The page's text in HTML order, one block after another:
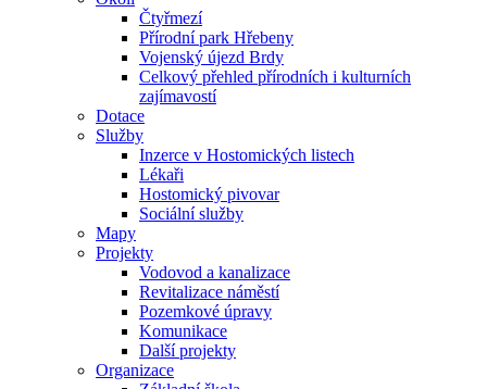
Čtyřmezí
Přírodní park Hřebeny
Vojenský újezd Brdy
Celkový přehled přírodních i kulturních
zajímavostí
Dotace
Služby
Inzerce v Hostomických listech
Lékaři
Hostomický pivovar
Sociální služby
Mapy
Projekty
Vodovod a kanalizace
Revitalizace náměstí
Pozemkové úpravy
Komunikace
Další projekty
Organizace